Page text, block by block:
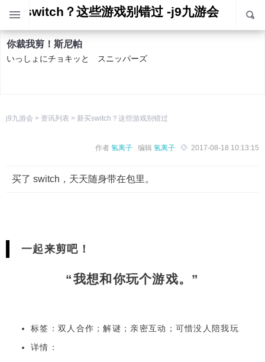
新买switch？这些游戏别错过 -j9九游会
你裁我剪！斯尼帕
いっしょにチョキッと スニッパーズ
splatoon 2
mario kart 8 deluxe
j9九游会 > 资讯列表 > 新买switch？这些游戏别错过
作者 氢离子 编辑 氢离子 2017-08-18 10:13:15
买了 switch，天天随身带在包里。
一起来剪吧！
“我想和你玩个游戏。”
标签：双人合作；解谜；亲密互动；可惜没人陪我玩
详情：